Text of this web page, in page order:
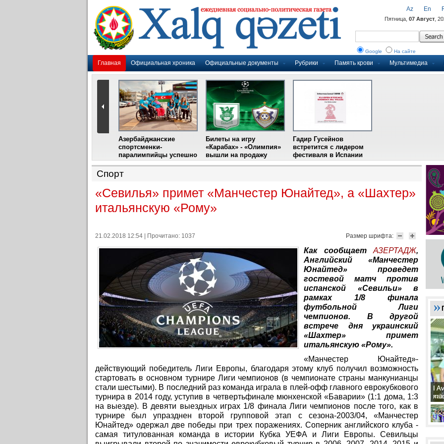
Главная Официальная хроника Официальные документы Рубрики Память крови Мультимедиа
Az En
Пятница, 07 Август ,
Google На сайте
Азербайджанские
спортсменки-
паралимпийцы успешно
выступили на III
Международном
фестивале парашютного
Билеты на игру
«Карабах» - «Олимпия»
вышли на продажу
Гадир Гусейнов
встретится с лидером
фестиваля в Испании
Спорт
«Севилья» примет «Манчестер Юнайтед», а «Шахтер»
итальянскую «Рому»
Размер шрифта:
21.02.2018 12:54 | Прочитано: 1037
Как сообщает АЗЕРТАДЖ,
Английский «Манчестер
Юнайтед» проведет
гостевой матч против
испанской «Севильи» в
рамках 1/8 финала
футбольной Лиги
чемпионов. В другой
встрече дня украинский
«Шахтер» примет
итальянскую «Рому».
«Манчестер Юнайтед»-
действующий победитель Лиги Европы, благодаря этому клуб получил возможность
стартовать в основном турнире Лиги чемпионов (в чемпионате страны манкунианцы
стали шестыми). В последний раз команда играла в плей-офф главного еврокубкового
турнира в 2014 году, уступив в четвертьфинале мюнхенской «Баварии» (1:1 дома, 1:3
на выезде). В девяти выездных играх 1/8 финала Лиги чемпионов после того, как в
турнире был упразднен второй групповой этап с сезона-2003/04, «Манчестер
Юнайтед» одержал две победы при трех поражениях. Соперник английского клуба -
самая титулованная команда в истории Кубка УЕФА и Лиги Европы. Севильцы
II